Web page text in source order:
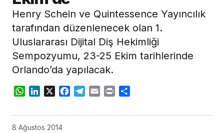
Henry Schein ve Quintessence Yayıncılık
tarafından düzenlenecek olan 1.
Uluslararası Dijital Diş Hekimliği
Sempozyumu, 23-25 ​​Ekim tarihlerinde
Orlando’da yapılacak.
WhatsApp
LinkedIn
X Facebook
Telegram
Email Print
8 Ağustos 2014